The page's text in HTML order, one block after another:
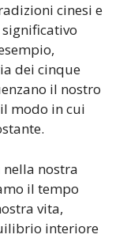
cinesi e
dei cinque
il nostro
modo in cui
nostra
il tempo
vita,
interiore